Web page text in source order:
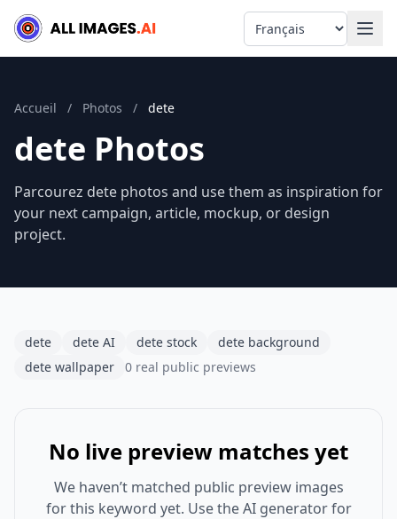
Language
Accueil / Photos / dete
dete Photos
Parcourez dete photos and use them as inspiration for
your next campaign, article, mockup, or design
project.
dete dete AI dete stock
dete background
dete wallpaper
0 real public previews
No live preview matches yet
We haven’t matched public preview images
for this keyword yet. Use the AI generator for